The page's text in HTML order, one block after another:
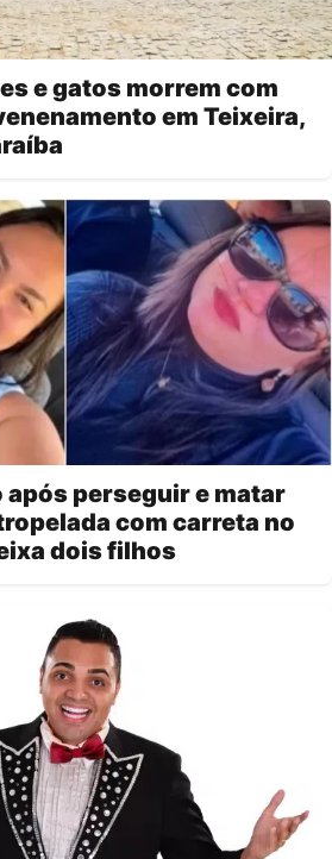
e gatos morrem com
em Teixeira,
após perseguir e matar
com carreta no
dois filhos